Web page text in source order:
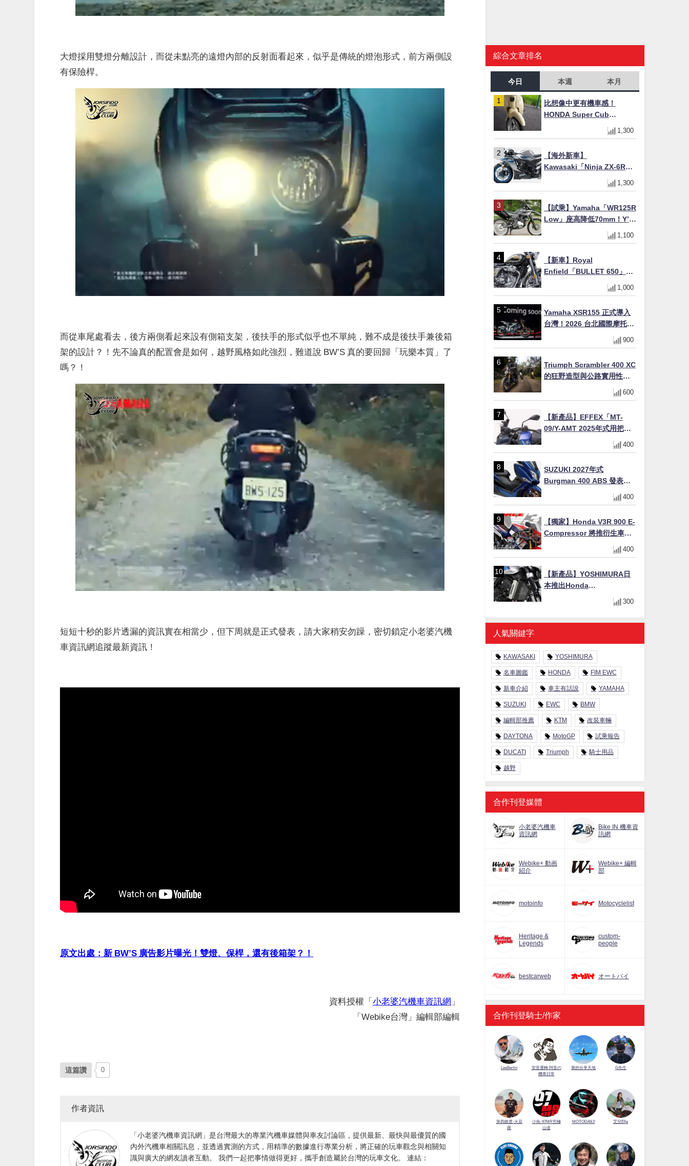
大燈採用雙燈分離設計，而從未點亮的遠燈內部的反射面看起來，似乎是傳統的燈泡形式，前方兩側設
有保險桿。
而從車尾處看去，後方兩側看起來設有側箱支架，後扶手的形式似乎也不單純，難不成是後扶手兼後箱
架的設計？！先不論真的配置會是如何，越野風格如此強烈，難道說 BW’S 真的要回歸「玩樂本質」了
嗎？！
短短十秒的影片透漏的資訊實在相當少，但下周就是正式發表，請大家稍安勿躁，密切鎖定小老婆汽機
車資訊網追蹤最新資訊！
原文出處：新 BW’S 廣告影片曝光！雙燈、保桿，還有後箱架？！
資料授權「 小老婆汽機車資訊網 」
「Webike台灣」編輯部編輯
這篇讚 0
作者資訊
「小老婆汽機車資訊網」是台灣最大的專業汽機車媒體與車友討論區，提供最新、最快與最優質的國
內外汽機車相關訊息，並透過實測的方式，用精準的數據進行專業分析，將正確的玩車觀念與相關知
識與廣大的網友讀者互動。 我們一起把事情做得更好，攜手創造屬於台灣的玩車文化。 連結：
綜合文章排名
今日 本週 本月
比想像中更有機車感！
HONDA Super Cub
110【Webike愛車精選】
1,300
【海外新車】
Kawasaki「Ninja ZX-6R」
2027年式北美發表！636cc
四缸×銀河銀/暮光藍新色
美元起
1,300
【試乘】Yamaha「WR125R
Low」座高降低70mm！Y’s
Gear低座高座墊×低座高連桿
×腳踏著地感大幅改善，越野
1,100
【新車】Royal
Enfield「BULLET 650」8
月27日日本發售（98萬日圓
～）！648cc空冷並列雙缸×
色
1,000
Yamaha XSR155 正式導入
台灣！2026 台北國際摩托車
展亮相，70 週年紀念版
YZF-R 系列限量追加販售
900
Triumph Scrambler 400 XC
的狂野造型與公路實用性的
600
【新產品】EFFEX「MT-
09/Y-AMT 2025年式用把手
Easy Fit Bar Plus」！高
7mm後移16mm直上×三色×
400
SUZUKI 2027年式
Burgman 400 ABS 發表！
8/18日本上市、支援E10汽油
售價98萬100日圓
400
【獨家】Honda V3R 900 E-
Compressor 將推衍生車
系？自然進氣 V3 同步測試
中，CG 預想曝光！
400
【新產品】YOSHIMURA日
本推出Honda
CB1000F/CB1000 HORNET
專用水箱護網，六角網紋設
計質感升級
300
人氣關鍵字
KAWASAKI YOSHIMURA
名車圖鑑 HONDA FIM EWC
新車介紹 車主有話說 YAMAHA
SUZUKI EWC BMW
編輯部推薦 KTM 改裝車輛
DAYTONA MotoGP 試乘報告
DUCATI Triumph 騎士用品
越野
合作刊登媒體
小老婆汽機車
資訊網
Bike IN 機車資
訊網
Webike+ 動画
紹介
Webike+ 編輯
部
motoinfo Motocyclelist
Heritage &
Legends
custom-
people
bestcarweb オートバイ
合作刊登騎士/作家
LeeBerlin
安筌運轉 阿筌の
機車日常
展的分享天地 G先生
第四維度-火花
羅
小魚-97MR究極
山道
MOTODAILY 艾兒Elle